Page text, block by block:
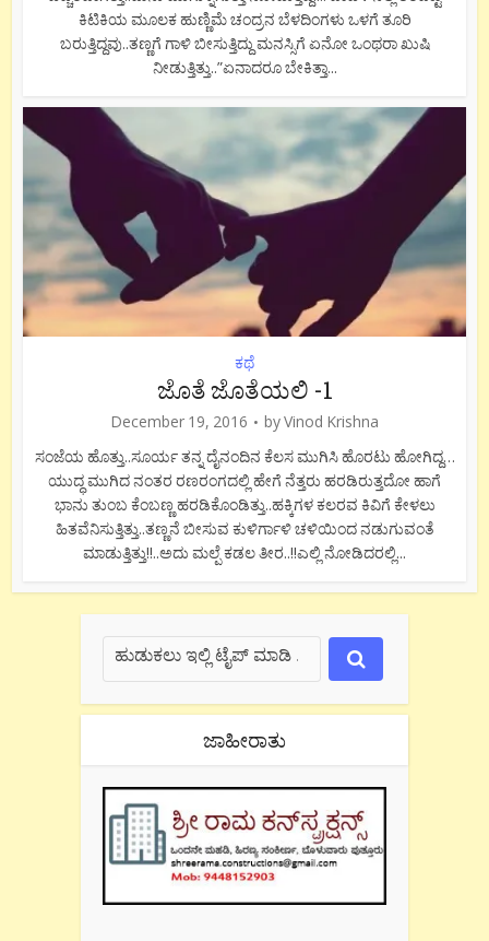
ಕಿಟಿಕಿಯ ಮೂಲಕ ಹುಣ್ಣಿಮೆ ಚಂದ್ರನ ಬೆಳದಿಂಗಳು ಒಳಗೆ ತೂರಿ
ಬರುತ್ತಿದ್ದವು..ತಣ್ಣಗೆ ಗಾಳಿ ಬೀಸುತ್ತಿದ್ದು ಮನಸ್ಸಿಗೆ ಏನೋ ಒಂಥರಾ ಖುಷಿ
ನೀಡುತ್ತಿತ್ತು..”ಏನಾದರೂ ಬೇಕಿತ್ತಾ...
ಕಥೆ
ಜೊತೆ ಜೊತೆಯಲಿ -1
December 19, 2016 byVinod Krishna
ಸಂಜೆಯ ಹೊತ್ತು..ಸೂರ್ಯ ತನ್ನ ದೈನಂದಿನ ಕೆಲಸ ಮುಗಿಸಿ ಹೊರಟು ಹೋಗಿದ್ದ…
ಯುದ್ಧ ಮುಗಿದ ನಂತರ ರಣರಂಗದಲ್ಲಿ ಹೇಗೆ ನೆತ್ತರು ಹರಡಿರುತ್ತದೋ ಹಾಗೆ
ಭಾನು ತುಂಬ ಕೆಂಬಣ್ಣ ಹರಡಿಕೊಂಡಿತ್ತು..ಹಕ್ಕಿಗಳ ಕಲರವ ಕಿವಿಗೆ ಕೇಳಲು
ಹಿತವೆನಿಸುತ್ತಿತ್ತು..ತಣ್ಣನೆ ಬೀಸುವ ಕುಳಿರ್ಗಾಳಿ ಚಳಿಯಿಂದ ನಡುಗುವಂತೆ
ಮಾಡುತ್ತಿತ್ತು!!..ಅದು ಮಲ್ಪೆ ಕಡಲ ತೀರ..!!ಎಲ್ಲಿ ನೋಡಿದರಲ್ಲಿ...
ಜಾಹೀರಾತು